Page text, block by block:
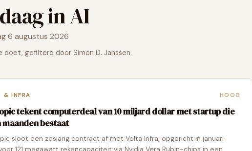
in AI
6 augustus 2026
doet, gefilterd door Simon D. Janssen.
& INFRA HOOG
tekent computerdeal van 10 miljard dollar met startup die
maanden bestaat
sloot een zesjarig contract af met Volta Infra, opgericht in januari
121 megawatt rekencapaciteit via Nvidia Vera Rubin-chips in een